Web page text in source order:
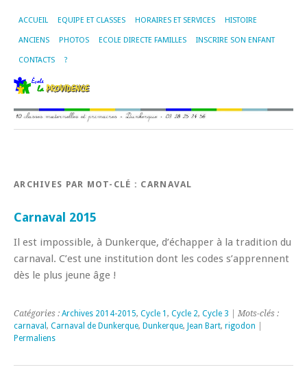
ACCUEIL EQUIPE ET CLASSES HORAIRES ET SERVICES HISTOIRE
ANCIENS PHOTOS ECOLE DIRECTE FAMILLES INSCRIRE SON ENFANT
CONTACTS ?
ARCHIVES PAR MOT-CLÉ : CARNAVAL
Carnaval 2015
Il est impossible, à Dunkerque, d’échapper à la tradition du
carnaval. C’est une institution dont les codes s’apprennent
dès le plus jeune âge !
Catégories : Archives 2014-2015, Cycle 1 , Cycle 2, Cycle 3 | Mots-clés :
carnaval , Carnaval de Dunkerque, Dunkerque, Jean Bart, rigodon
Permaliens